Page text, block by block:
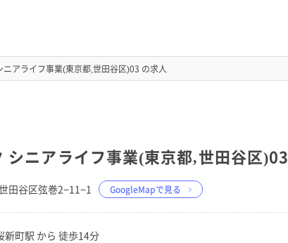
アライフ事業(東京都,世田谷区)03 の求人
シニアライフ事業(東京都,世田谷区)03
田谷区弦巻2−11−1 GoogleMapで見る
新町駅 から 徒歩14分